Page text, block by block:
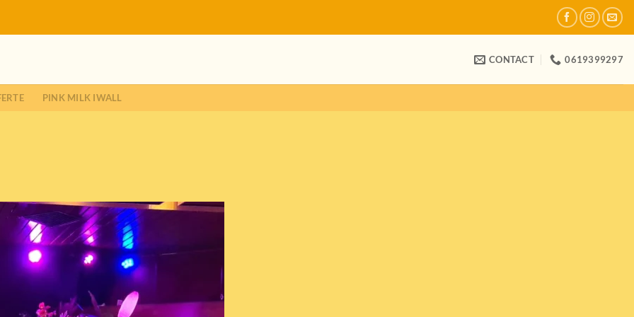
CONTACT 0619399297
PINK MILK IWALL